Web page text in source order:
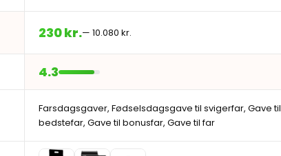
230 kr.— 10.080 kr.
4.3
Farsdagsgaver, Fødselsdagsgave til svigerfar, Gave til
bedstefar, Gave til bonusfar, Gave til far